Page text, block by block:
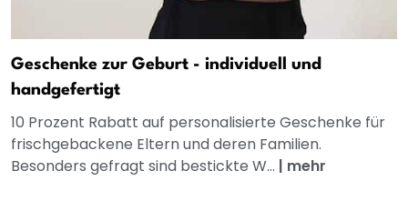
Geschenke zur Geburt - individuell und
handgefertigt
10 Prozent Rabatt auf personalisierte Geschenke für
frischgebackene Eltern und deren Familien.
Besonders gefragt sind bestickte W... | mehr